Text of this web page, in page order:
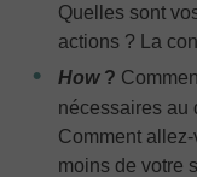
Quelles sont
actions ? La
How?
nécessaires au
Comment
moins de votre